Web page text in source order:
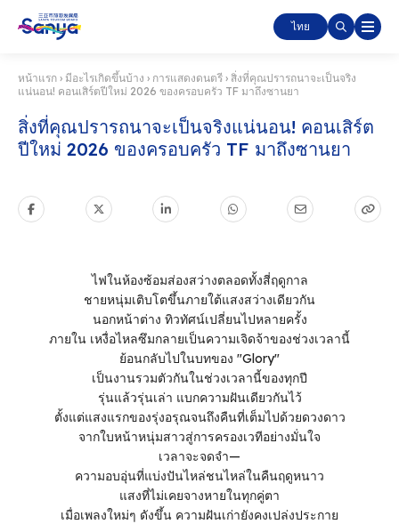
ไทย
หน้าแรก › มีอะไรเกิดขึ้นบ้าง › การแสดงดนตรี › สิ่งที่คุณปรารถนาจะเป็นจริง
แน่นอน! คอนเสิร์ตปีใหม่ 2026 ของครอบครัว TF มาถึงซานยา
สิ่งที่คุณปรารถนาจะเป็นจริงแน่นอน! คอนเสิร์ต
ปีใหม่ 2026 ของครอบครัว TF มาถึงซานยา
ไฟในห้องซ้อมส่องสว่างตลอดทั้งสี่ฤดูกาล
ชายหนุ่มเติบโตขึ้นภายใต้แสงสว่างเดียวกัน
นอกหน้าต่าง ทิวทัศน์เปลี่ยนไปหลายครั้ง
ภายใน เหงื่อไหลซึมกลายเป็นความเจิดจ้าของช่วงเวลานี้
ย้อนกลับไปในบทของ "Glory"
เป็นงานรวมตัวกันในช่วงเวลานี้ของทุกปี
รุ่นแล้วรุ่นเล่า แบกความฝันเดียวกันไว้
ตั้งแต่แสงแรกของรุ่งอรุณจนถึงคืนที่เต็มไปด้วยดวงดาว
จากใบหน้าหนุ่มสาวสู่การครองเวทีอย่างมั่นใจ
เวลาจะจดจํา—
ความอบอุ่นที่แบ่งปันไหล่ชนไหล่ในคืนฤดูหนาว
แสงที่ไม่เคยจางหายในทุกคู่ตา
เมื่อเพลงใหม่ๆ ดังขึ้น ความฝันเก่ายังคงเปล่งประกาย